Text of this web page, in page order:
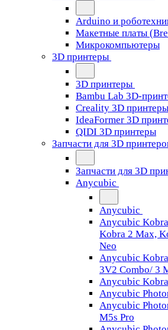
Arduino и
Макетные платы
Микрокомпьютеры
3D принтеры
3D принтеры
Bambu Lab 3D-
Creality 3D принтеры
IdeaFormer 3D
QIDI 3D принтеры
Запчасти для 3D
Запчасти для 3D
Anycubic
Anycubic
Anycubic
Kobra 2 Max,
Neo
Anycubic
3V2 Combo/ 3
Anycubic
Anycubic
Anycubic
M5s Pro